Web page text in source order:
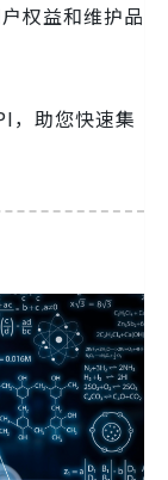
权益和维护品
，助您快速集